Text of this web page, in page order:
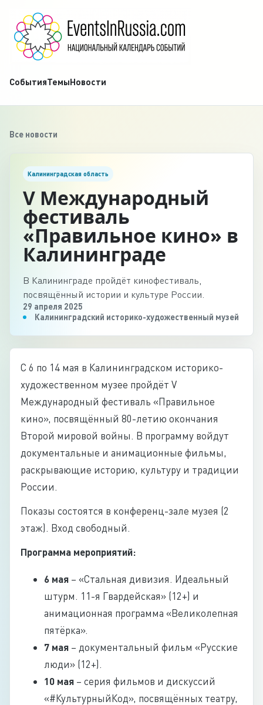
СобытияТемыНовости
Все новости
Калининградская область
V Международный
фестиваль
«Правильное кино» в
Калининграде
В Калининграде пройдёт кинофестиваль,
посвящённый истории и культуре России.
29 апреля 2025
Калининградский историко-художественный музей
С 6 по 14 мая в Калининградском историко-
художественном музее пройдёт V
Международный фестиваль «Правильное
кино», посвящённый 80-летию окончания
Второй мировой войны. В программу войдут
документальные и анимационные фильмы,
раскрывающие историю, культуру и традиции
России.
Показы состоятся в конференц-зале музея (2
этаж). Вход свободный.
Программа мероприятий:
6 мая – «Стальная дивизия. Идеальный
штурм. 11-я Гвардейская» (12+) и
анимационная программа «Великолепная
пятёрка».
7 мая – документальный фильм «Русские
люди» (12+).
10 мая – серия фильмов и дискуссий
«#КультурныйКод», посвящённых театру,